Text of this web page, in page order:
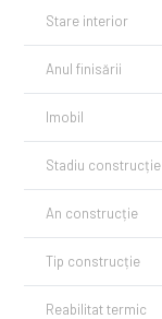
Stare interior
Anul finisării
Imobil
Stadiu construcție
An construcție
Tip construcție
Reabilitat termic